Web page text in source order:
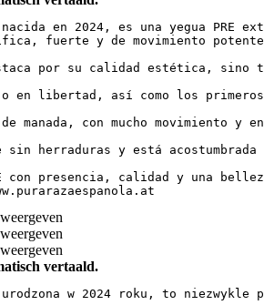
en 2024, es una yegua PRE
fuerte y de movimiento
por su calidad estética, sino
en libertad, así como los
de manada, con mucho
sin herraduras y está
con presencia, calidad y una
vertaald.
w 2024 roku, to